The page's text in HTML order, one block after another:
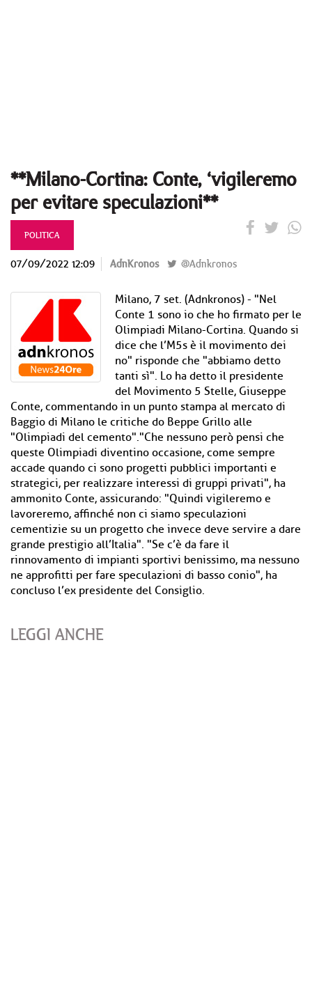
**Milano-Cortina: Conte, ‘vigileremo
per evitare speculazioni**
POLITICA
07/09/2022 12:09 AdnKronos @Adnkronos
Milano, 7 set. (Adnkronos) - "Nel
Conte 1 sono io che ho firmato per le
Olimpiadi Milano-Cortina. Quando si
dice che l’M5s è il movimento dei
no" risponde che "abbiamo detto
tanti sì". Lo ha detto il presidente
del Movimento 5 Stelle, Giuseppe
Conte, commentando in un punto stampa al mercato di
Baggio di Milano le critiche do Beppe Grillo alle
"Olimpiadi del cemento"."Che nessuno però pensi che
queste Olimpiadi diventino occasione, come sempre
accade quando ci sono progetti pubblici importanti e
strategici, per realizzare interessi di gruppi privati", ha
ammonito Conte, assicurando: "Quindi vigileremo e
lavoreremo, affinché non ci siamo speculazioni
cementizie su un progetto che invece deve servire a dare
grande prestigio all’Italia". "Se c’è da fare il
rinnovamento di impianti sportivi benissimo, ma nessuno
ne approfitti per fare speculazioni di basso conio", ha
concluso l’ex presidente del Consiglio.
LEGGI ANCHE